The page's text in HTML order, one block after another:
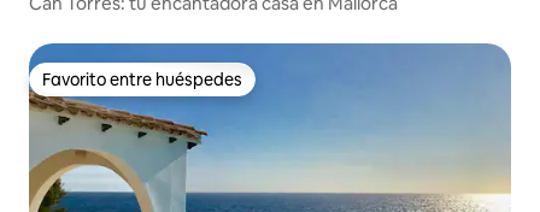
Favorito entre huéspedes
Favorito entre huéspedes